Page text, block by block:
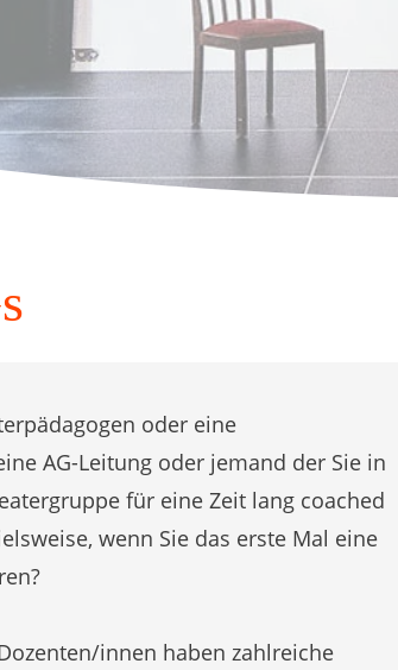
oder eine
AG-Leitung oder jemand der Sie in
für eine Zeit lang coached
wenn Sie das erste Mal eine
innen haben zahlreiche